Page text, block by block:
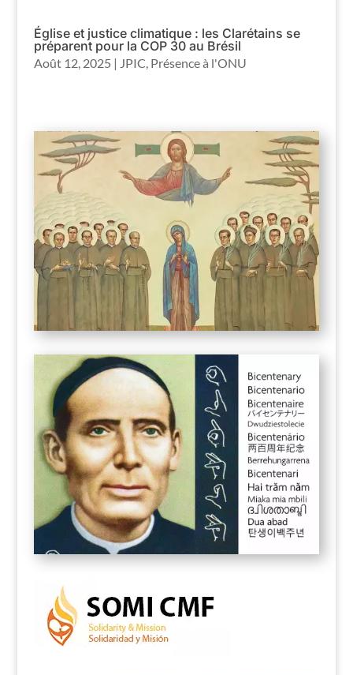
Église et justice climatique : les Clarétains se
préparent pour la COP 30 au Brésil
Août 12, 2025 | JPIC Présence à l'ONU